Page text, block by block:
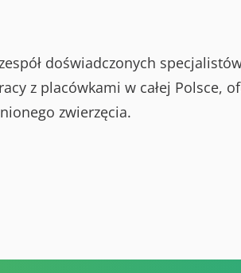
doświadczonych
z placówkami w całej Polsce,
zwierzęcia.